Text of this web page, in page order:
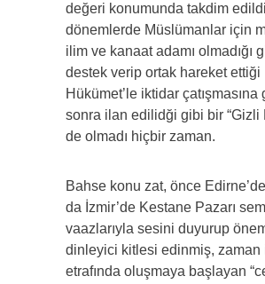
değeri konumunda takdim
dönemlerde Müslümanlar için
ilim ve kanaat adamı olmadığı
destek verip ortak hareket ettiği
Hükümet’le iktidar çatışmasına
sonra ilan edilidği gibi bir “Gizli
de olmadı hiçbir zaman.
Bahse konu zat, önce
da İzmir’de Kestane Pazarı
vaazlarıyla sesini duyurup
dinleyici kitlesi edinmiş, zaman
etrafında oluşmaya başlayan